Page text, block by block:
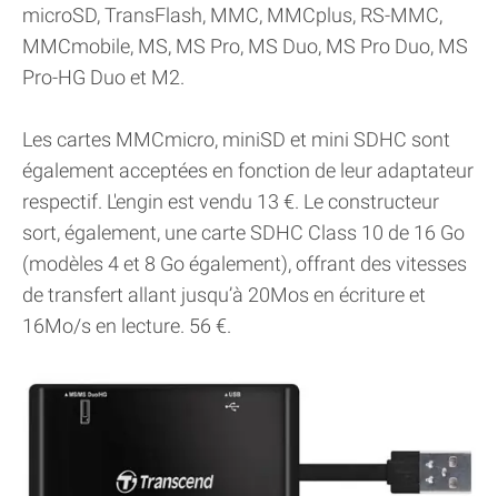
microSD, TransFlash, MMC, MMCplus, RS-MMC,
MMCmobile, MS, MS Pro, MS Duo, MS Pro Duo, MS
Pro-HG Duo et M2.
Les cartes MMCmicro, miniSD et mini SDHC sont
également acceptées en fonction de leur adaptateur
respectif. L'engin est vendu 13 €. Le constructeur
sort, également, une carte SDHC Class 10 de 16 Go
(modèles 4 et 8 Go également), offrant des vitesses
de transfert allant jusqu’à 20Mos en écriture et
16Mo/s en lecture. 56 €.